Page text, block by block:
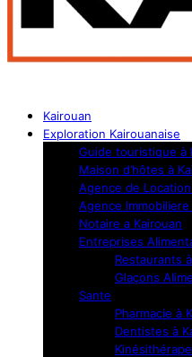
Kairouan
Exploration Kairouanaise
Guide touristique à
Maison d’hôtes à
Agence de
Agence Immobiliere
Notaire a Kairouan
Entreprises
Restaurants
Glaçons
Sante
Pharmacie à
Dentistes à